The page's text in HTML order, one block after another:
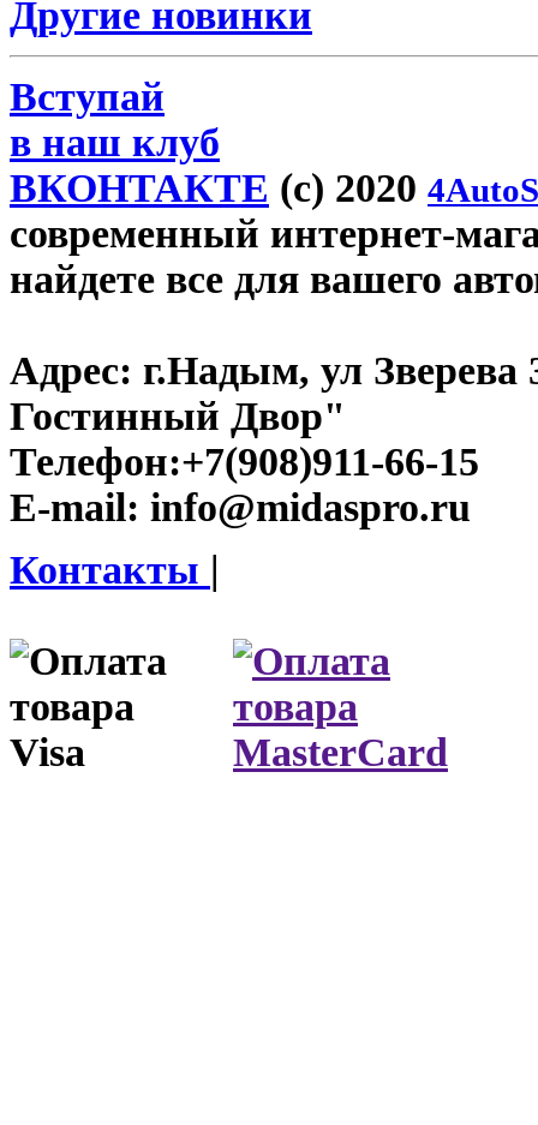
Другие новинки
Вступай
в наш клуб
ВКОНТАКТЕ (c) 2020
современный интернет-
найдете все для вашего
Адрес: г.Надым, ул
Гостинный Двор"
Телефон:+7(908)911-66-15
E-mail: info@midaspro.ru
Контакты |